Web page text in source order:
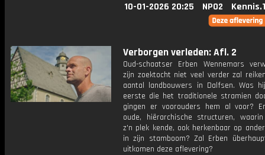
10-01-2026 20:25 NPO2
Verborgen verleden: Afl. 2
Oud-schaatser Erben Wennemars
zijn zoektocht niet veel verder zal
aantal landbouwers in Dalfsen. Was
eerste die het traditionele stramien
gingen er voorouders hem al voor?
oude, hiërarchische structuren,
z'n plek kende, ook herkenbaar op
in zijn stamboom? Zal Erben
uitkomen deze aflevering?